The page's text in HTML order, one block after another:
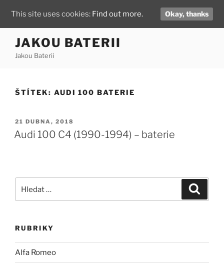
obsahu
JAKOU BATERII
Jakou Baterii
ŠTÍTEK: AUDI 100 BATERIE
PUBLIKOVÁNO
21 DUBNA, 2018
Audi 100 C4 (1990-1994) – baterie
RUBRIKY
Alfa Romeo
This site uses cookies: Find out more. Okay, thanks